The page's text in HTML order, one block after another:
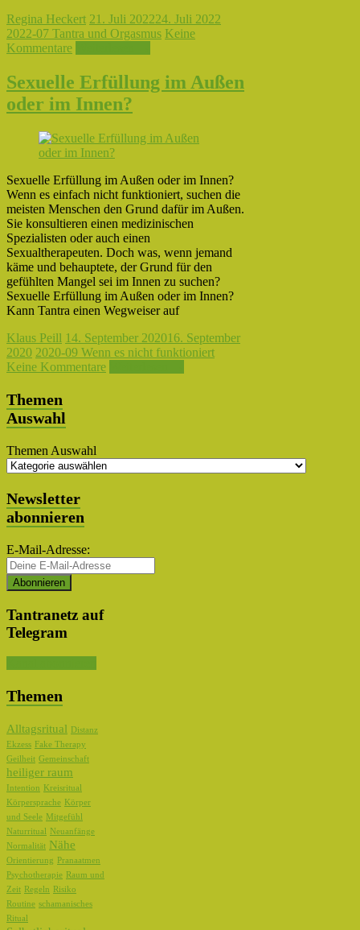
Regina Heckert 21. Juli 202224. Juli 2022
2022-07 Tantra und Orgasmus Keine
Kommentare
Sexuelle Erfüllung im Außen
oder im Innen?
Sexuelle Erfüllung im Außen oder im Innen?
Wenn es einfach nicht funktioniert, suchen die
meisten Menschen den Grund dafür im Außen.
Sie konsultieren einen medizinischen
Spezialisten oder auch einen
Sexualtherapeuten. Doch was, wenn jemand
käme und behauptete, der Grund für den
gefühlten Mangel sei im Innen zu suchen?
Sexuelle Erfüllung im Außen oder im Innen?
Kann Tantra einen Wegweiser auf
Klaus Peill 14. September 202016. September
2020 2020-09 Wenn es nicht funktioniert
Keine Kommentare
Themen
Auswahl
Themen Auswahl
Newsletter
abonnieren
E-Mail-Adresse:
Tantranetz auf
Telegram
Themen
Alltagsritual Distanz
Ekzess Fake Therapy
Geilheit Gemeinschaft
heiliger raum
Intention
Kreisritual
Körpersprache Körper
und Seele Mitgefühl
Naturritual Neuanfänge
Normalität Nähe
Orientierung
Pranaatmen
Psychotherapie Raum und
Zeit Regeln
Risiko
Routine schamanisches
Ritual